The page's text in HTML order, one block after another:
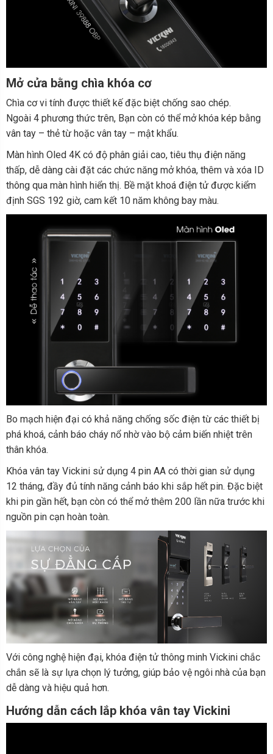
Mở cửa bằng chìa khóa cơ
Chìa cơ vi tính được thiết kế đặc biệt chống sao chép.
Ngoài 4 phương thức trên, Bạn còn có thể mở khóa kép bằng
vân tay – thẻ từ hoặc vân tay – mật khẩu.
Màn hình Oled 4K có độ phân giải cao, tiêu thụ điện năng
thấp, dễ dàng cài đặt các chức năng mở khóa, thêm và xóa ID
thông qua màn hình hiển thị. Bề mặt khoá điện tử được kiểm
định SGS 192 giờ, cam kết 10 năm không bay màu.
Bo mạch hiện đại có khả năng chống sốc điện từ các thiết bị
phá khoá, cảnh báo cháy nổ nhờ vào bộ cảm biến nhiệt trên
thân khóa.
Khóa vân tay Vickini sử dụng 4 pin AA có thời gian sử dụng
12 tháng, đầy đủ tính năng cảnh báo khi sắp hết pin. Đặc biệt
khi pin gần hết, bạn còn có thể mở thêm 200 lần nữa trước khi
nguồn pin cạn hoàn toàn.
Với công nghệ hiện đại, khóa điện tử thông minh Vickini chắc
chắn sẽ là sự lựa chọn lý tưởng, giúp bảo vệ ngôi nhà của bạn
dễ dàng và hiệu quả hơn.
Hướng dẫn cách lắp khóa vân tay Vickini